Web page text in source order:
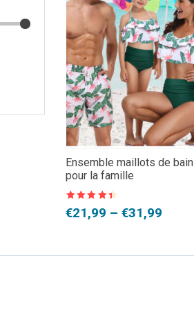
Ensemble maillots de bain
pour la famille
sur 5
€21,99 – €31,99
Plage
€21,99